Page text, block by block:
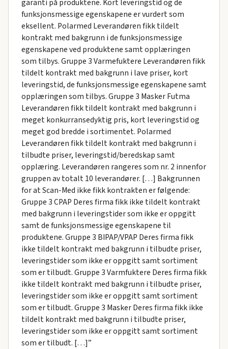
garanti på produktene. Kort leveringstid og de
funksjonsmessige egenskapene er vurdert som
eksellent. Polarmed Leverandøren fikk tildelt
kontrakt med bakgrunn i de funksjonsmessige
egenskapene ved produktene samt opplæringen
som tilbys. Gruppe 3 Varmefuktere Leverandøren fikk
tildelt kontrakt med bakgrunn i lave priser, kort
leveringstid, de funksjonsmessige egenskapene samt
opplæringen som tilbys. Gruppe 3 Masker Futma
Leverandøren fikk tildelt kontrakt med bakgrunn i
meget konkurransedyktig pris, kort leveringstid og
meget god bredde i sortimentet. Polarmed
Leverandøren fikk tildelt kontrakt med bakgrunn i
tilbudte priser, leveringstid/beredskap samt
opplæring. Leverandøren rangeres som nr. 2 innenfor
gruppen av totalt 10 leverandører. […] Bakgrunnen
for at Scan-Med ikke fikk kontrakten er følgende:
Gruppe 3 CPAP Deres firma fikk ikke tildelt kontrakt
med bakgrunn i leveringstider som ikke er oppgitt
samt de funksjonsmessige egenskapene til
produktene. Gruppe 3 BIPAP/VPAP Deres firma fikk
ikke tildelt kontrakt med bakgrunn i tilbudte priser,
leveringstider som ikke er oppgitt samt sortiment
som er tilbudt. Gruppe 3 Varmfuktere Deres firma fikk
ikke tildelt kontrakt med bakgrunn i tilbudte priser,
leveringstider som ikke er oppgitt samt sortiment
som er tilbudt. Gruppe 3 Masker Deres firma fikk ikke
tildelt kontrakt med bakgrunn i tilbudte priser,
leveringstider som ikke er oppgitt samt sortiment
som er tilbudt. […]”